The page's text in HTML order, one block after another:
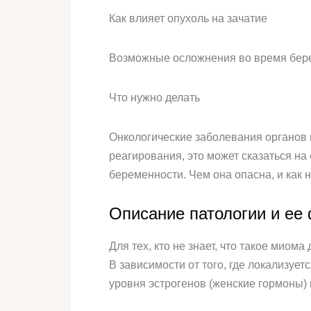
Как влияет опухоль на зачатие
Возможные осложнения во время
Что нужно делать
Онкологические заболевания
реагирования, это может сказаться
беременности. Чем она опасна, и как
Описание патологии и
Для тех, кто не знает, что такое
В зависимости от того, где
уровня эстрогенов (женские гормоны)